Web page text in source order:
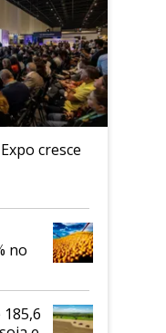
cresce
no